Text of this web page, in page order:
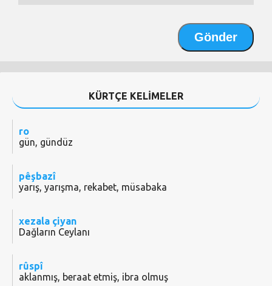
KÜRTÇE KELİMELER
ro
gün, gündüz
pêşbazî
yarış, yarışma, rekabet, müsabaka
xezala çiyan
Dağların Ceylanı
rûspî
aklanmış, beraat etmiş, ibra olmuş